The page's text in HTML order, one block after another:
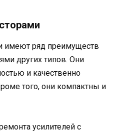
имеют ряд преимуществ
других типов. Они
и качественно
того, они компактны и
усилителей с